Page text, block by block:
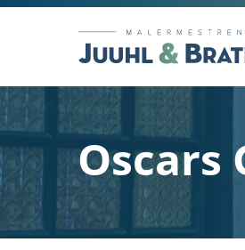
Oscars